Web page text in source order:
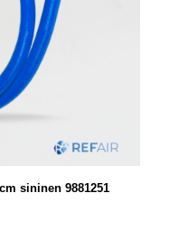
sininen 9881251